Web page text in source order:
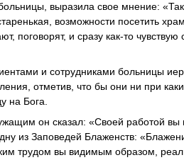
выразила свое мнение:
возможности посетить
поговорят, и сразу как-то
и сотрудниками больницы
отметив, что бы они ни при
на Бога.
он сказал: «Своей работой вы
из Заповедей Блаженств:
трудом вы видимым образом,